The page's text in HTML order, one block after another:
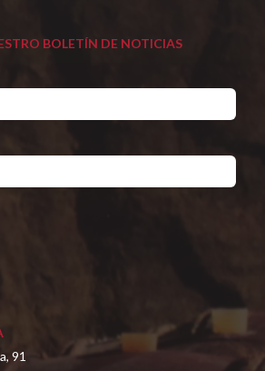
BOLETÍN DE NOTICIAS
91